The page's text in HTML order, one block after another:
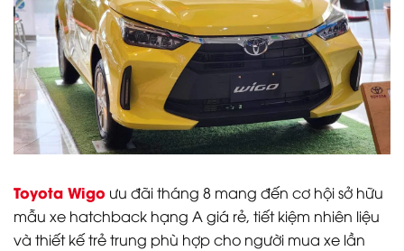
Toyota Wigo ưu đãi tháng 8 mang đến cơ hội sở hữu
mẫu xe hatchback hạng A giá rẻ, tiết kiệm nhiên liệu
và thiết kế trẻ trung phù hợp cho người mua xe lần